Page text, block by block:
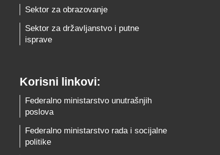
Sektor za obrazovanje
Sektor za državljanstvo i putne
isprave
Korisni linkovi:
Federalno ministarstvo unutrašnjih
poslova
Federalno ministarstvo rada i socijalne
politike